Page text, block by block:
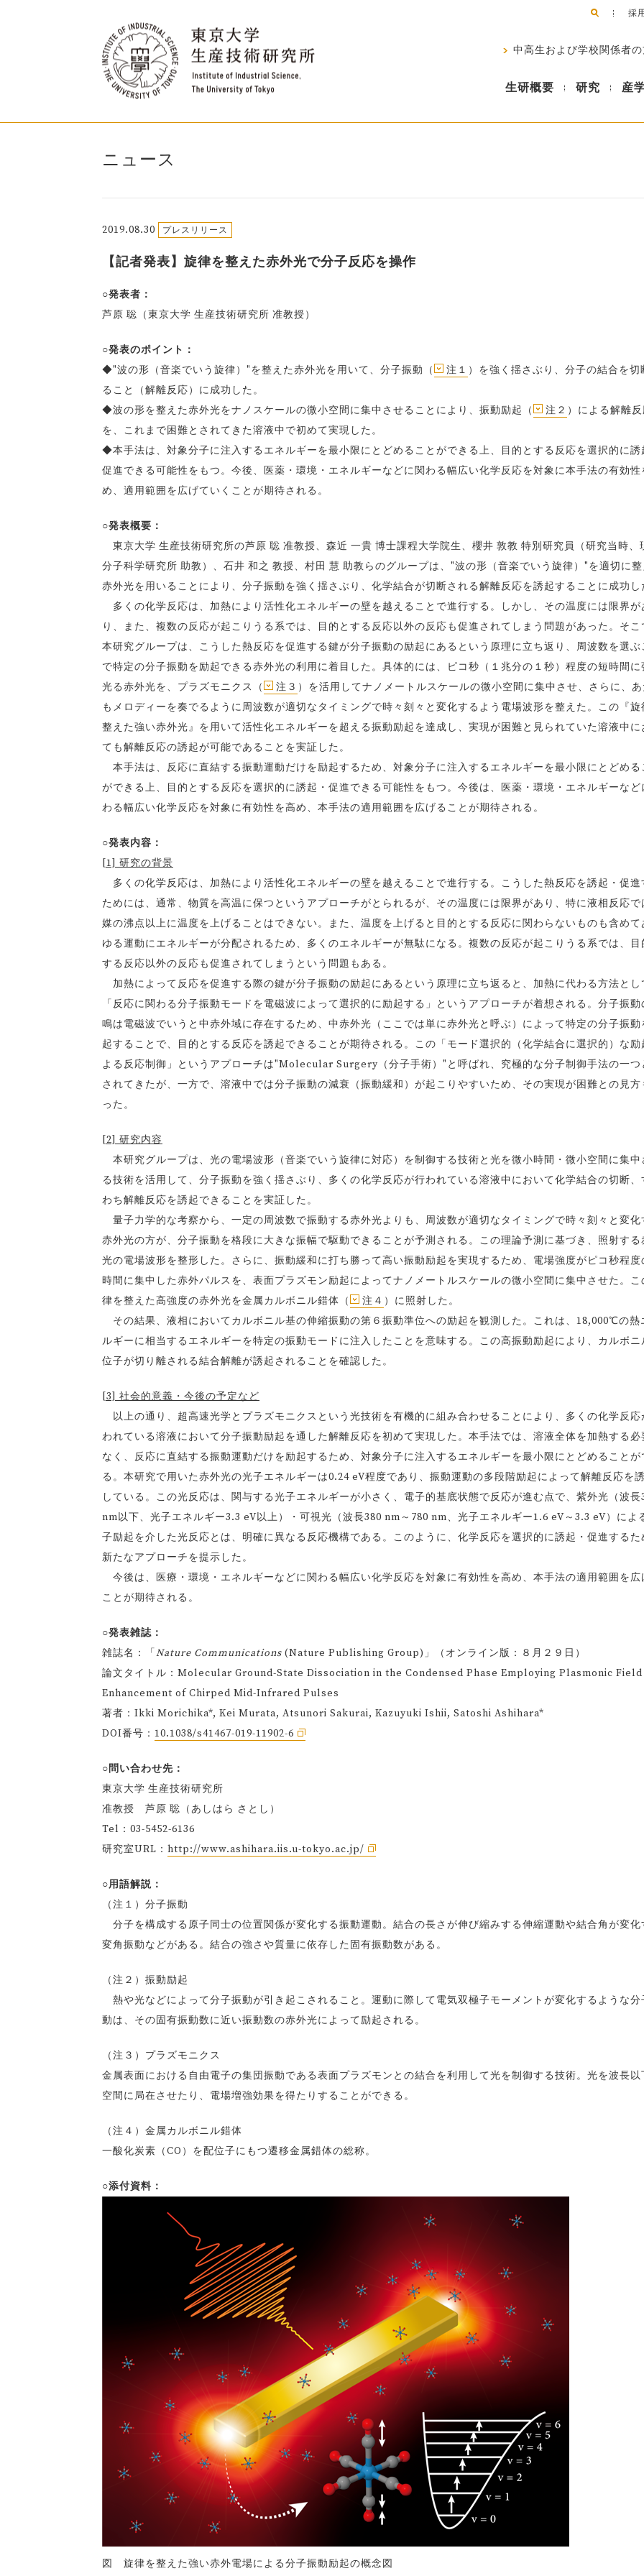
採
中高生および学校関係者
生研概要 研究 産
ニュース
2019.08.30 プレスリリース
【記者発表】旋律を整えた赤外光で分子反応を操作
○発表者：
芦原 聡（東京大学 生産技術研究所 准教授）
○発表のポイント：
◆"波の形（音楽でいう旋律）"を整えた赤外光を用いて、分子振動（
注１ ）を強く揺さぶり、分子の結合を切
ること（解離反応）に成功した。
◆波の形を整えた赤外光をナノスケールの微小空間に集中させることにより、振動励起（
注２ ）による解離
を、これまで困難とされてきた溶液中で初めて実現した。
◆本手法は、対象分子に注入するエネルギーを最小限にとどめることができる上、目的とする反応を選択的に誘
促進できる可能性をもつ。今後、医薬・環境・エネルギーなどに関わる幅広い化学反応を対象に本手法の有効性
め、適用範囲を広げていくことが期待される。
○発表概要：
東京大学 生産技術研究所の芦原 聡 准教授、森近 一貴 博士課程大学院生、櫻井 敦教 特別研究員（研究当時、
分子科学研究所 助教）、石井 和之 教授、村田 慧 助教らのグループは、"波の形（音楽でいう旋律）"を適切に
赤外光を用いることにより、分子振動を強く揺さぶり、化学結合が切断される解離反応を誘起することに成功し
多くの化学反応は、加熱により活性化エネルギーの壁を越えることで進行する。しかし、その温度には限界が
り、また、複数の反応が起こりうる系では、目的とする反応以外の反応も促進されてしまう問題があった。そこ
本研究グループは、こうした熱反応を促進する鍵が分子振動の励起にあるという原理に立ち返り、周波数を選ぶ
で特定の分子振動を励起できる赤外光の利用に着目した。具体的には、ピコ秒（１兆分の１秒）程度の短時間に
光る赤外光を、プラズモニクス（
注３ ）を活用してナノメートルスケールの微小空間に集中させ、さらに、
もメロディーを奏でるように周波数が適切なタイミングで時々刻々と変化するよう電場波形を整えた。この『旋
整えた強い赤外光』を用いて活性化エネルギーを超える振動励起を達成し、実現が困難と見られていた溶液中に
ても解離反応の誘起が可能であることを実証した。
本手法は、反応に直結する振動運動だけを励起するため、対象分子に注入するエネルギーを最小限にとどめる
ができる上、目的とする反応を選択的に誘起・促進できる可能性をもつ。今後は、医薬・環境・エネルギーなど
わる幅広い化学反応を対象に有効性を高め、本手法の適用範囲を広げることが期待される。
○発表内容：
[1] 研究の背景
多くの化学反応は、加熱により活性化エネルギーの壁を越えることで進行する。こうした熱反応を誘起・促進
ためには、通常、物質を高温に保つというアプローチがとられるが、その温度には限界があり、特に液相反応で
媒の沸点以上に温度を上げることはできない。また、温度を上げると目的とする反応に関わらないものも含めて
ゆる運動にエネルギーが分配されるため、多くのエネルギーが無駄になる。複数の反応が起こりうる系では、目
する反応以外の反応も促進されてしまうという問題もある。
加熱によって反応を促進する際の鍵が分子振動の励起にあるという原理に立ち返ると、加熱に代わる方法とし
「反応に関わる分子振動モードを電磁波によって選択的に励起する」というアプローチが着想される。分子振動
鳴は電磁波でいうと中赤外域に存在するため、中赤外光（ここでは単に赤外光と呼ぶ）によって特定の分子振動
起することで、目的とする反応を誘起できることが期待される。この「モード選択的（化学結合に選択的）な励
よる反応制御」というアプローチは"Molecular Surgery（分子手術）"と呼ばれ、究極的な分子制御手法の一つ
されてきたが、一方で、溶液中では分子振動の減衰（振動緩和）が起こりやすいため、その実現が困難との見方
った。
[2] 研究内容
本研究グループは、光の電場波形（音楽でいう旋律に対応）を制御する技術と光を微小時間・微小空間に集中
る技術を活用して、分子振動を強く揺さぶり、多くの化学反応が行われている溶液中において化学結合の切断、
わち解離反応を誘起できることを実証した。
量子力学的な考察から、一定の周波数で振動する赤外光よりも、周波数が適切なタイミングで時々刻々と変化
赤外光の方が、分子振動を格段に大きな振幅で駆動できることが予測される。この理論予測に基づき、照射する
光の電場波形を整形した。さらに、振動緩和に打ち勝って高い振動励起を実現するため、電場強度がピコ秒程度
時間に集中した赤外パルスを、表面プラズモン励起によってナノメートルスケールの微小空間に集中させた。こ
律を整えた高強度の赤外光を金属カルボニル錯体（
注４ ）に照射した。
その結果、液相においてカルボニル基の伸縮振動の第６振動準位への励起を観測した。これは、18,000℃の熱
ルギーに相当するエネルギーを特定の振動モードに注入したことを意味する。この高振動励起により、カルボニ
位子が切り離される結合解離が誘起されることを確認した。
[3] 社会的意義・今後の予定など
以上の通り、超高速光学とプラズモニクスという光技術を有機的に組み合わせることにより、多くの化学反応
われている溶液において分子振動励起を通した解離反応を初めて実現した。本手法では、溶液全体を加熱する必
なく、反応に直結する振動運動だけを励起するため、対象分子に注入するエネルギーを最小限にとどめることが
る。本研究で用いた赤外光の光子エネルギーは0.24 eV程度であり、振動運動の多段階励起によって解離反応を
している。この光反応は、関与する光子エネルギーが小さく、電子的基底状態で反応が進む点で、紫外光（波長
nm以下、光子エネルギー3.3 eV以上）・可視光（波長380 nm～780 nm、光子エネルギー1.6 eV～3.3 eV）によ
子励起を介した光反応とは、明確に異なる反応機構である。このように、化学反応を選択的に誘起・促進するた
新たなアプローチを提示した。
今後は、医療・環境・エネルギーなどに関わる幅広い化学反応を対象に有効性を高め、本手法の適用範囲を広
ことが期待される。
○発表雑誌：
雑誌名：「Nature Communications (Nature Publishing Group)」（オンライン版：８月２９日）
論文タイトル：Molecular Ground-State Dissociation in the Condensed Phase Employing Plasmonic Field
Enhancement of Chirped Mid-Infrared Pulses
著者：Ikki Morichika*, Kei Murata, Atsunori Sakurai, Kazuyuki Ishii, Satoshi Ashihara*
DOI番号： 10.1038/s41467-019-11902-6
○問い合わせ先：
東京大学 生産技術研究所
准教授 芦原 聡（あしはら さとし）
Tel：03-5452-6136
研究室URL： http://www.ashihara.iis.u-tokyo.ac.jp/
○用語解説：
（注１）分子振動
分子を構成する原子同士の位置関係が変化する振動運動。結合の長さが伸び縮みする伸縮運動や結合角が変化
変角振動などがある。結合の強さや質量に依存した固有振動数がある。
（注２）振動励起
熱や光などによって分子振動が引き起こされること。運動に際して電気双極子モーメントが変化するような分
動は、その固有振動数に近い振動数の赤外光によって励起される。
（注３）プラズモニクス
金属表面における自由電子の集団振動である表面プラズモンとの結合を利用して光を制御する技術。光を波長以
空間に局在させたり、電場増強効果を得たりすることができる。
（注４）金属カルボニル錯体
一酸化炭素（CO）を配位子にもつ遷移金属錯体の総称。
○添付資料：
図 旋律を整えた強い赤外電場による分子振動励起の概念図